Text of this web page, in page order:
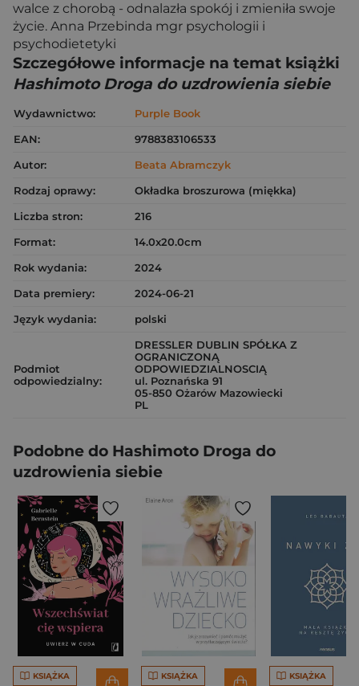
walce z chorobą - odnalazła spokój i zmieniła swoje
życie. Anna Przebinda mgr psychologii i
psychodietetyki
Szczegółowe informacje na temat książki
Hashimoto Droga do uzdrowienia siebie
Wydawnictwo:
Purple Book
EAN:
9788383106533
Autor:
Beata Abramczyk
Rodzaj oprawy:
Okładka broszurowa (miękka)
Liczba stron:
216
Format:
14.0x20.0cm
Rok wydania:
2024
Data premiery:
2024-06-21
Język wydania:
polski
Podmiot
odpowiedzialny:
DRESSLER DUBLIN SPÓŁKA Z
OGRANICZONĄ
ODPOWIEDZIALNOSCIĄ
ul. Poznańska 91
05-850 Ożarów Mazowiecki
PL
Podobne do Hashimoto Droga do
uzdrowienia siebie
KSIĄŻKA KSIĄŻKA KSIĄŻKA